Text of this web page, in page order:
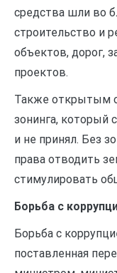
средства шли во
строительство и
объектов, дорог,
проектов.
Также открытым
зонинга, который
и не принял. Без
права отводить
стимулировать
Борьба с
Борьба с
поставленная